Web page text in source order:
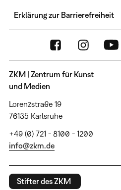
Erklärung zur Barrierefreiheit
ZKM | Zentrum für Kunst
und Medien
Lorenzstraße 19
76135 Karlsruhe
+49 (0) 721 - 8100 - 1200
info@zkm.de
Stifter des ZKM